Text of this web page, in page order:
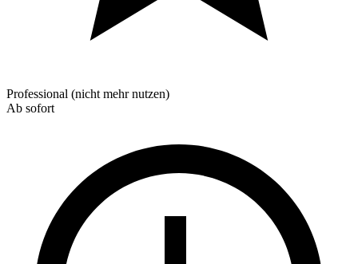
Professional (nicht mehr nutzen)
Ab sofort